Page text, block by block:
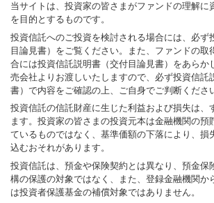
当サイトは、投資家の皆さまがファンドの理解に
を目的とするものです。
投資信託へのご投資を検討される場合には、必ず
目論見書）をご覧ください。また、ファンドの取
合には投資信託説明書（交付目論見書）をあらか
売会社よりお渡しいたしますので、必ず投資信託
書）で内容をご確認の上、ご自身でご判断くださ
投資信託の信託財産に生じた利益および損失は、
ます。投資家の皆さまの投資元本は金融機関の預
ているものではなく、基準価額の下落により、損
込むおそれがあります。
投資信託は、預金や保険契約とは異なり、預金保
構の保護の対象ではなく、また、登録金融機関か
は投資者保護基金の補償対象ではありません。